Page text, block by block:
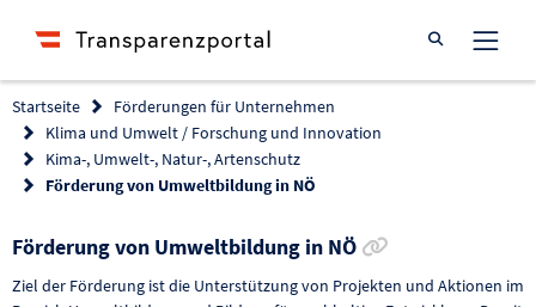
Suche öffnen
Startseite
Förderungen für Unternehmen
Klima und Umwelt / Forschung und Innovation
Kima-, Umwelt-, Natur-, Artenschutz
Förderung von Umweltbildung in NÖ
Förderung von Umweltbildung in NÖ
Ziel der Förderung ist die Unterstützung von Projekten und Aktionen im